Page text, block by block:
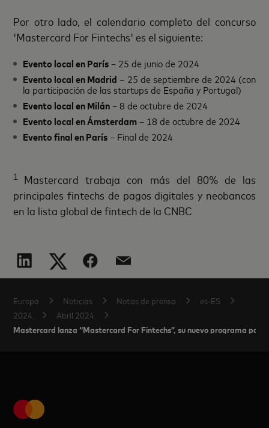
Por otro lado, el calendario completo del concurso
'Mastercard For Fintechs' es el siguiente:
Evento local en París– 25 de junio de 2024
Evento local en Madrid – 25 de septiembre de 2024 (con
la participación de las startups de España y Portugal)
Evento local en Milán– 8 de octubre de 2024
Evento local en Ámsterdam– 18 de octubre de 2024
Evento final en París– Final de 2024
1 Mastercard trabaja con más del 80% de las
principales fintechs de pagos digitales y neobancos
en la lista global de fintech de la CNBC
Europa Noticias Notas de prensa
es-ES
2024
Abril 2024
Mastercard lanza “Mastercard For Fintechs”, su nuevo programa